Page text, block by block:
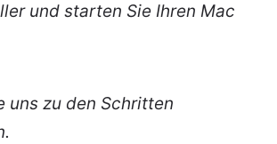
und starten Sie Ihren Mac
uns zu den Schritten